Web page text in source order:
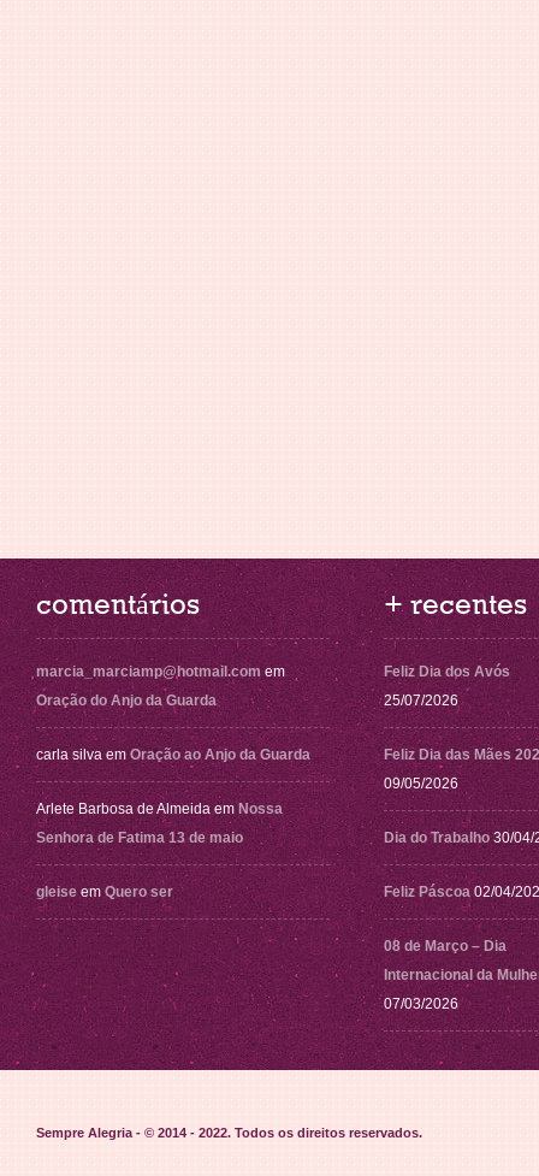
comentários
marcia_marciamp@hotmail.com em
Oração do Anjo da Guarda
carla silva em Oração ao Anjo da Guarda
Arlete Barbosa de Almeida em Nossa
Senhora de Fatima 13 de maio
gleise em Quero ser
+ recentes
Feliz Dia dos Avós
25/07/2026
Feliz Dia das Mães
09/05/2026
Dia do Trabalho 30/04/
Feliz Páscoa 02/04/
08 de Março – Dia
Internacional da
07/03/2026
Sempre Alegria - © 2014 - 2022. Todos os direitos reservados.